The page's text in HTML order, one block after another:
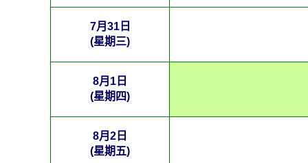
7月31日
(星期三)
8月1日
(星期四)
8月2日
(星期五)